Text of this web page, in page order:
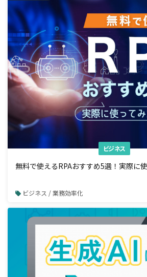
ビジネス
無料で使えるRPAおすすめ5選！実際に
ビジネス / 業務効率化